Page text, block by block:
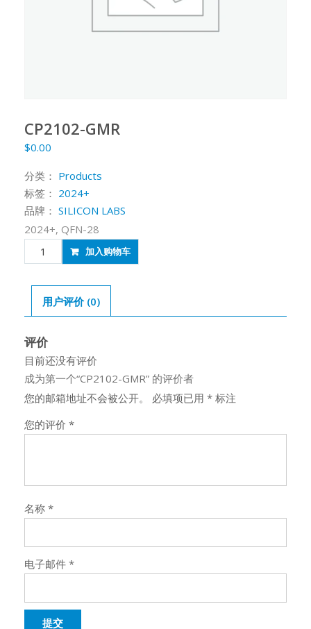
CP2102-GMR
$0.00
分类： Products
标签： 2024+
品牌： SILICON LABS
2024+, QFN-28
CP2102-
GMR
加入购物车
用户评价 (0)
评价
目前还没有评价
成为第一个“CP2102-GMR” 的评价者
您的邮箱地址不会被公开。
必填项已用 * 标注
您的评价 *
名称 *
电子邮件 *